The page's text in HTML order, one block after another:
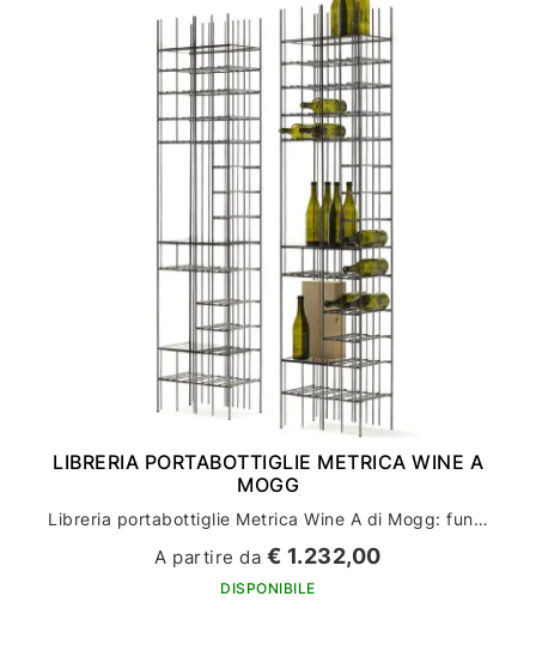
LIBRERIA PORTABOTTIGLIE METRICA WINE A
MOGG
Libreria portabottiglie Metrica Wine A di Mogg: funzionalità per l'arredamento della tua casa
A partire da € 1.232,00
DISPONIBILE